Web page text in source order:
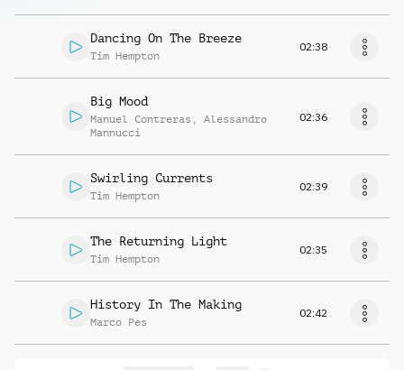
Dancing On The Breeze
Tim Hempton
02:38
Big Mood
Manuel Contreras , Alessandro
Mannucci
02:36
Swirling Currents
Tim Hempton
02:39
The Returning Light
Tim Hempton
02:35
History In The Making
Marco Pes
02:42